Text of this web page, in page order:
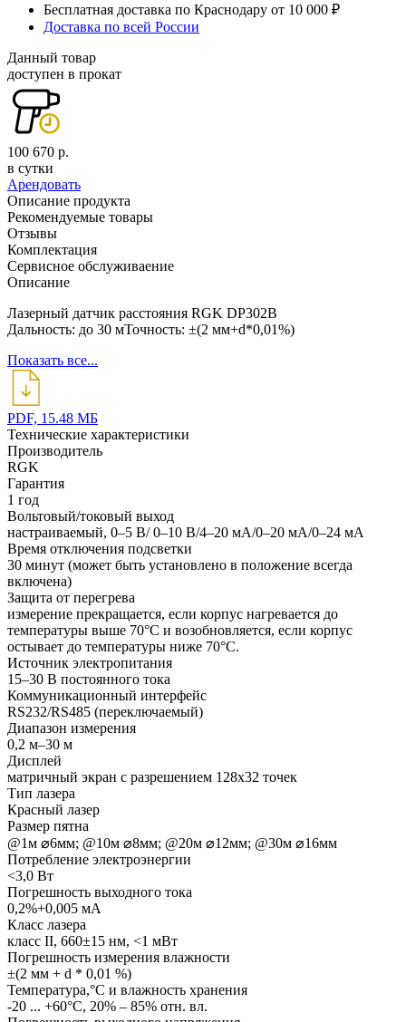
Бесплатная доставка по Краснодару от 10 000 ₽
Доставка по всей России
Данный товар
доступен в прокат
100 670 р.
в сутки
Арендовать
Описание продукта
Рекомендуемые товары
Отзывы
Комплектация
Сервисное обслуживаение
Описание
Лазерный датчик расстояния RGK DP302B
Дальность: до 30 мТочность: ±(2 мм+d*0,01%)
Показать все...
PDF, 15.48 МБ
Технические характеристики
Производитель
RGK
Гарантия
1 год
Вольтовый/токовый выход
настраиваемый, 0–5 В/ 0–10 В/4–20 мА/0–20 мА/0–24 мА
Время отключения подсветки
30 минут (может быть установлено в положение всегда
включена)
Защита от перегрева
измерение прекращается, если корпус нагревается до
температуры выше 70°C и возобновляется, если корпус
остывает до температуры ниже 70°C.
Источник электропитания
15–30 В постоянного тока
Коммуникационный интерфейс
RS232/RS485 (переключаемый)
Диапазон измерения
0,2 м–30 м
Дисплей
матричный экран с разрешением 128x32 точек
Тип лазера
Красный лазер
Размер пятна
@1м ⌀6мм; @10м ⌀8мм; @20м ⌀12мм; @30м ⌀16мм
Потребление электроэнергии
<3,0 Вт
Погрешность выходного тока
0,2%+0,005 мА
Класс лазера
класс II, 660±15 нм, <1 мВт
Погрешность измерения влажности
±(2 мм + d * 0,01 %)
Температура,°С и влажность хранения
-20 ... +60°С, 20% – 85% отн. вл.